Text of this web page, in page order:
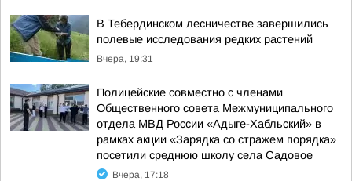
В Тебердинском лесничестве завершились
полевые исследования редких растений
Вчера, 19:31
Полицейские совместно с членами
Общественного совета Межмуниципального
отдела МВД России «Адыге-Хабльский» в
рамках акции «Зарядка со стражем порядка»
посетили среднюю школу села Садовое
Вчера, 17:18